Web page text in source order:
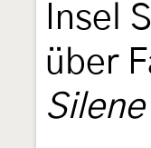
Insel
über